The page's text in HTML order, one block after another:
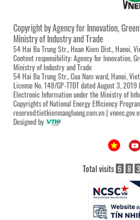
Copyright by Agency for Innovation,
Ministry of Industry and Trade
54 Hai Ba Trung Str., Hoan Kiem Dist., Hanoi,
Content responsibility: Agency for Innovation,
Ministry of Industry and Trade
54 Hai Ba Trung Str., Cua Nam ward, Hanoi,
License No. 148/GP-TTĐT dated August 3,
Electronic Information under the Ministry of
Copyrights of National Energy Efficiency
reserved:tietkiemnangluong.com.vn |
Designed by
Total visits 6 8 3